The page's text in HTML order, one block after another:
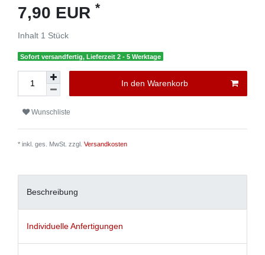
7,90 EUR *
Inhalt 1 Stück
Sofort versandfertig, Lieferzeit 2 - 5 Werktage
In den Warenkorb
Wunschliste
* inkl. ges. MwSt. zzgl. Versandkosten
Beschreibung
Individuelle Anfertigungen